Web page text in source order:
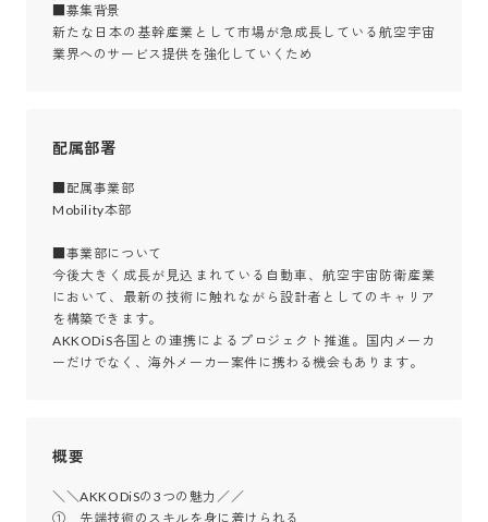
■募集背景
新たな日本の基幹産業として市場が急成長している航空宇宙
業界へのサービス提供を強化していくため
配属部署
■配属事業部
Mobility本部
■事業部について
今後大きく成長が見込まれている自動車、航空宇宙防衛産業
において、最新の技術に触れながら設計者としてのキャリア
を構築できます。
AKKODiS各国との連携によるプロジェクト推進。国内メーカ
ーだけでなく、海外メーカー案件に携わる機会もあります。
概要
＼＼AKKODiSの3つの魅力／／
①　先端技術のスキルを身に着けられる